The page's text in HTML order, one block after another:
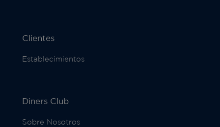
Clientes
Establecimientos
Diners Club
Sobre Nosotros